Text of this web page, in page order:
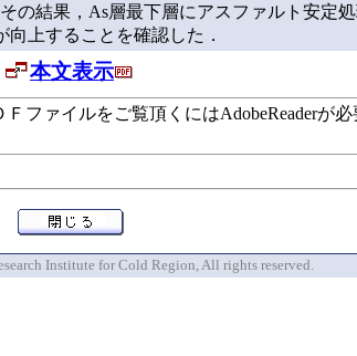
の結果，As層最下層にアスファルト安定
上することを確認した．
本文表示
ァイルをご覧頂くにはAdobeReaderが必
Institute for Cold Region, All rights reserved.